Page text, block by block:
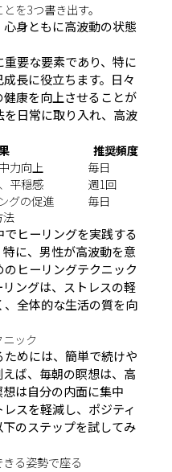
を3つ書き出す。
身ともに高波動の状態
要な要素であり、特に
長に役立ちます。日々
康を向上させることが
日常に取り入れ、高波
推奨頻度
力向上
毎日
平穏感
週1回
グの促進
毎日
法
ヒーリングを実践する
に、男性が高波動を意
ヒーリングテクニック
ングは、ストレスの軽
全体的な生活の質を向
ック
めには、簡単で続けや
ば、毎朝の瞑想は、高
は自分の内面に集中
スを軽減し、ポジティ
のステップを試してみ
る姿勢で座る